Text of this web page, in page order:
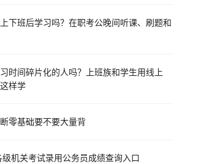
下班后学习吗？在职考公晚间听课、刷题和
时间碎片化的人吗？上班族和学生用线上
样学
零基础要不要大量背
机关考试录用公务员成绩查询入口